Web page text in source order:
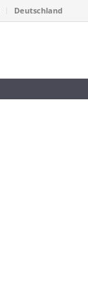
Deutschland